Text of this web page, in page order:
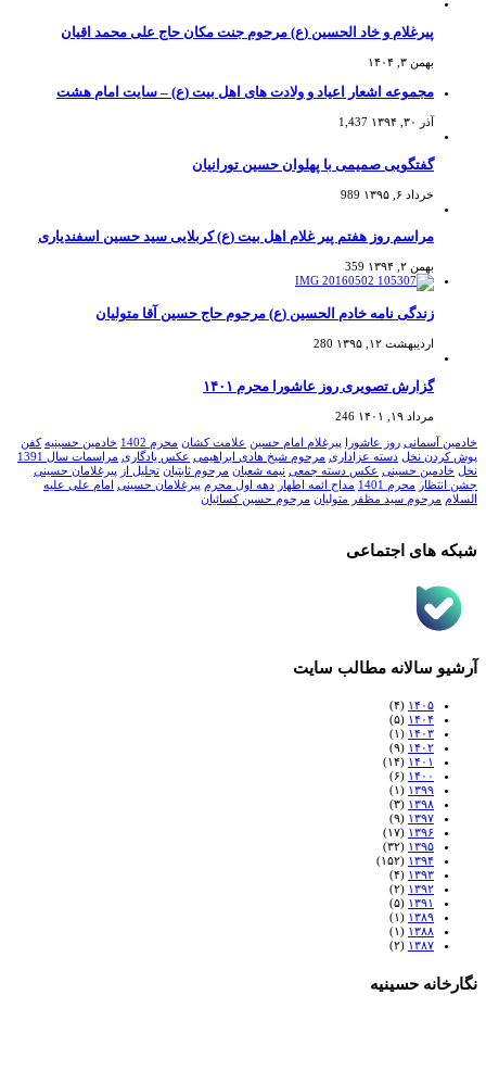
پیرغلام و خاد الحسین (ع) مرحوم جنت مکان حاج علی محمد اقیان
بهمن ۳, ۱۴۰۴
مجموعه اشعار اعیاد و ولادت های اهل بیت (ع) – سایت امام هشت
آذر ۳۰, ۱۳۹۴ 1,437
گفتگویی صمیمی با پهلوان حسین تورانیان
خرداد ۶, ۱۳۹۵ 989
مراسم روز هفتم پیر غلام اهل بیت (ع) کربلایی سید حسین اسفندیاری
بهمن ۲, ۱۳۹۴ 359
زندگی نامه خادم الحسین (ع) مرحوم حاج حسین آقا متولیان
اردیبهشت ۱۲, ۱۳۹۵ 280
گزارش تصویری روز عاشورا محرم ۱۴۰۱
مرداد ۱۹, ۱۴۰۱ 246
خادمین آسمانی روز عاشورا پیرغلام امام حسین علامت کشان محرم 1402 خادمین حسینیه کفن
پوش کردن نخل دسته عزاداری مرحوم شیخ هادی ابراهیمی عکس یادگاری مراسمات سال 1391
نخل خادمین حسینی عکس دسته جمعی نیمه شعبان مرحوم ثابتیان تجلیل از پیرغلامان حسینی
جشن انتظار
محرم 1401 مداح ائمه اطهار دهه اول محرم پیرغلامان حسینی
امام علی علیه
السلام مرحوم سید مظفر متولیان مرحوم حسین کسائیان
شبکه های اجتماعی
آرشیو سالانه مطالب سایت
۱۴۰۵ (۴)
۱۴۰۴ (۵)
۱۴۰۳ (۱)
۱۴۰۲ (۹)
۱۴۰۱ (۱۴)
۱۴۰۰ (۶)
۱۳۹۹ (۱)
۱۳۹۸ (۳)
۱۳۹۷ (۹)
۱۳۹۶ (۱۷)
۱۳۹۵ (۳۲)
۱۳۹۴ (۱۵۲)
۱۳۹۳ (۴)
۱۳۹۲ (۲)
۱۳۹۱ (۵)
۱۳۸۹ (۱)
۱۳۸۸ (۱)
۱۳۸۷ (۲)
نگارخانه حسینیه